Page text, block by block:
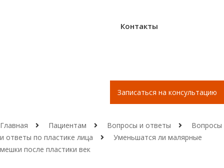
Контакты
Записаться на консультацию
Главная Пациентам Вопросы и ответы
Вопросы
и ответы по пластике лица
Уменьшатся ли малярные
мешки после пластики век